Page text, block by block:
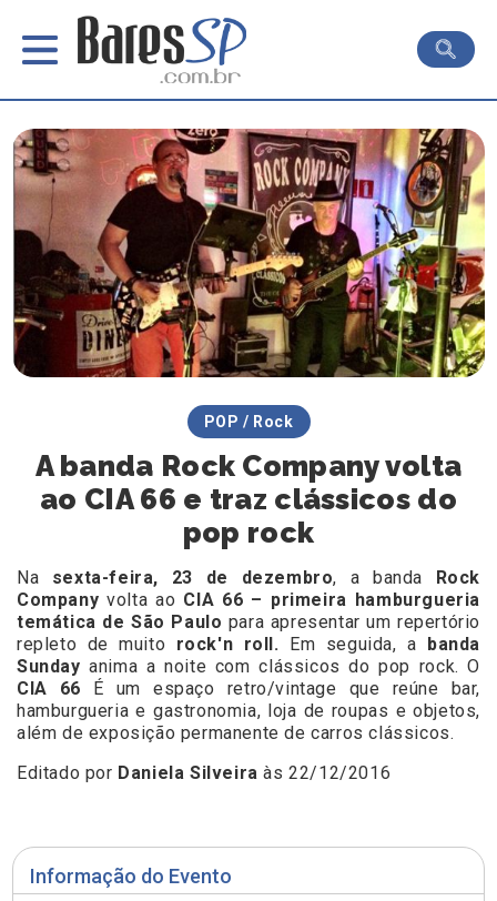
Informação do Evento
POP / Rock
A banda Rock Company volta
ao CIA 66 e traz clássicos do
pop rock
Na sexta-feira, 23 de dezembro, a banda
Rock
Company volta ao CIA 66 – primeira hamburgueria
temática de São Paulo para apresentar um repertório
repleto de muito rock'n roll. Em seguida, a banda
Sundayanima a noite com clássicos do pop rock. O
CIA 66 É um espaço retro/vintage que reúne bar,
hamburgueria e gastronomia, loja de roupas e objetos,
além de exposição permanente de carros clássicos.
Editado por Daniela Silveira às 22/12/2016